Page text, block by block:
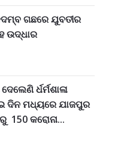
ଗଛରେ ଯୁବତୀର
ଉଦ୍ଧାର
ର୍ଧର୍ମଶାଳା
ଦିନ ମଧ୍ୟରେ ଯାଜପୁର
150 କରୋନା...